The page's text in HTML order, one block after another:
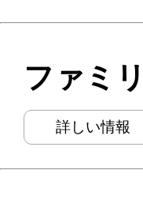
ファミ
詳しい情報